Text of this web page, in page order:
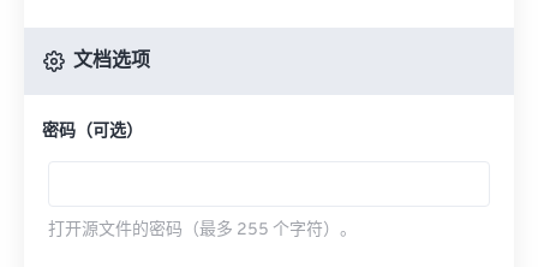
文档选项
密码（可选）
打开源文件的密码（最多 255 个字符）。